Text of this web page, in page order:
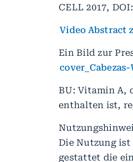
CELL 2017,
Video Abstract
Ein Bild zur
BU: Vitamin A,
enthalten ist,
Die Nutzung ist
gestattet die